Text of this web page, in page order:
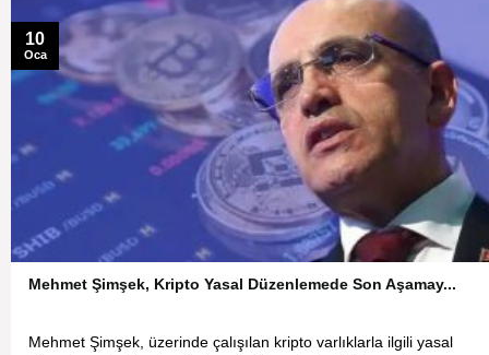
Mehmet Şimşek, Kripto Yasal Düzenlemede Son Aşamay...
Mehmet Şimşek, üzerinde çalışılan kripto varlıklarla ilgili yasal
10
Oca